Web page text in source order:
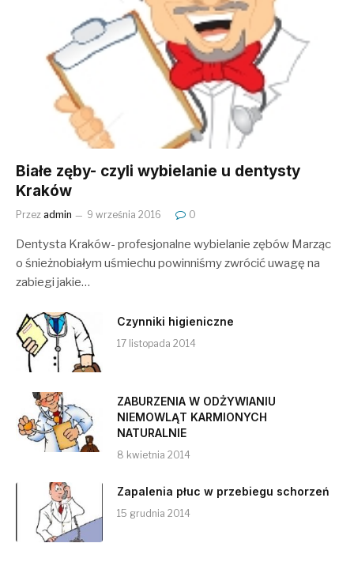
Białe zęby- czyli wybielanie u dentysty
Kraków
Przez admin 9 września 2016 0
Dentysta Kraków- profesjonalne wybielanie zębów Marząc
o śnieżnobiałym uśmiechu powinniśmy zwrócić uwagę na
zabiegi jakie…
Czynniki higieniczne
17 listopada 2014
ZABURZENIA W ODŻYWIANIU
NIEMOWLĄT KARMIONYCH
NATURALNIE
8 kwietnia 2014
Zapalenia płuc w przebiegu schorzeń
15 grudnia 2014